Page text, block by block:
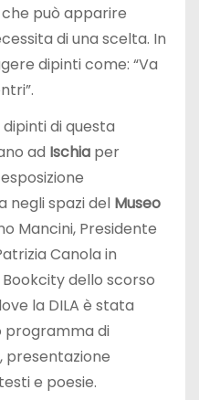
può apparire
di una scelta. In
dipinti come: “Va
di questa
ad Ischiaper
negli spazi del Museo
Mancini, Presidente
Canola in
dello scorso
la DILA è stata
programma di
e poesie.